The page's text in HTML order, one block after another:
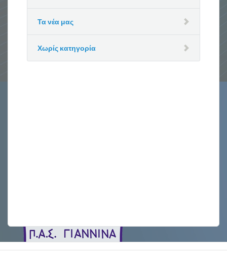
Τα νέα μας
Χωρίς κατηγορία